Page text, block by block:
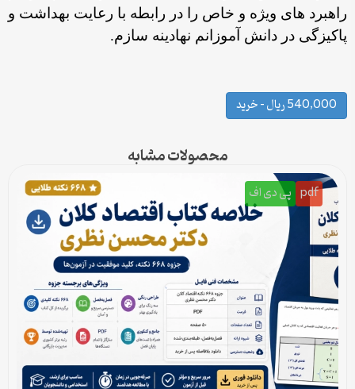
راهبرد های ویژه و خاص را در رابطه با رعایت بهداشت و
پاکیزگی در دانش آموزانم نهادینه سازم.
540,000 ریال – خرید
محصولات مشابه
pdf پی دی اف